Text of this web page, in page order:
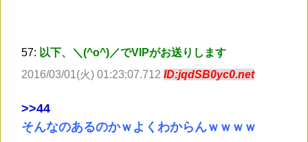
57: 以下、＼(^o^)／でVIPがお送りします
2016/03/01(火) 01:23:07.712 ID:jqdSB0yc0.net
>>44
そんなのあるのかｗよくわからんｗｗｗｗ